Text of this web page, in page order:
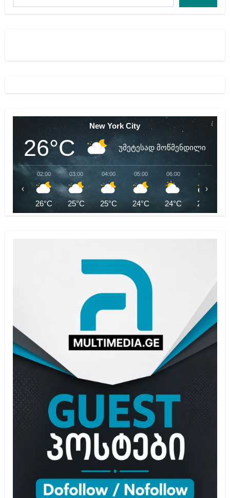
New York City
26°C უმეტესად მოწმენდილი
02:00
26°C
03:00
25°C
04:00
25°C
05:00
24°C
06:00
24°C
07:00
25°C
‹ ›